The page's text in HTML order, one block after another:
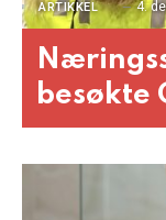
ARTIKKEL 4.
besøkte